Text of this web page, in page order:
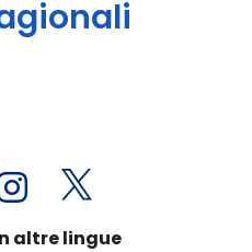
altre lingue